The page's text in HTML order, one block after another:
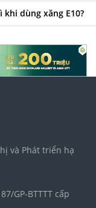
dùng xăng E10?
và Phát triển hạ
GP-BTTTT cấp